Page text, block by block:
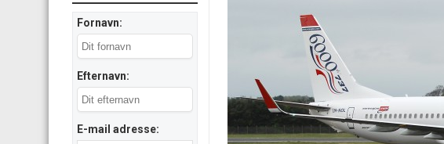
Fornavn:
Efternavn:
E-mail adresse: